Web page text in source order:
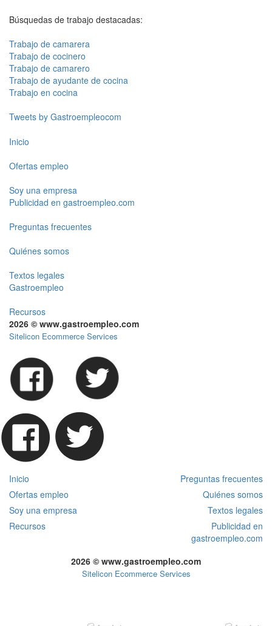
Búsquedas de trabajo destacadas:
Trabajo de camarera
Trabajo de cocinero
Trabajo de camarero
Trabajo de ayudante de cocina
Trabajo en cocina
Tweets by Gastroempleocom
Inicio
Ofertas empleo
Soy una empresa
Publicidad en gastroempleo.com
Preguntas frecuentes
Quiénes somos
Textos legales
Gastroempleo
Recursos
2026 © www.gastroempleo.com
Sitelicon Ecommerce Services
Inicio
Preguntas frecuentes
Ofertas empleo
Quiénes somos
Soy una empresa
Textos legales
Recursos
Publicidad en
gastroempleo.com
2026 © www.gastroempleo.com
Sitelicon Ecommerce Services